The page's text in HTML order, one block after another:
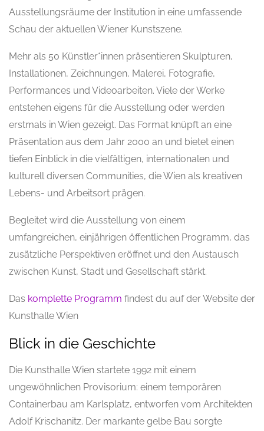
Ausstellungsräume der Institution in eine umfassende
Schau der aktuellen Wiener Kunstszene.
Mehr als 50 Künstler*innen präsentieren Skulpturen,
Installationen, Zeichnungen, Malerei, Fotografie,
Performances und Videoarbeiten. Viele der Werke
entstehen eigens für die Ausstellung oder werden
erstmals in Wien gezeigt. Das Format knüpft an eine
Präsentation aus dem Jahr 2000 an und bietet einen
tiefen Einblick in die vielfältigen, internationalen und
kulturell diversen Communities, die Wien als kreativen
Lebens- und Arbeitsort prägen.
Begleitet wird die Ausstellung von einem
umfangreichen, einjährigen öffentlichen Programm, das
zusätzliche Perspektiven eröffnet und den Austausch
zwischen Kunst, Stadt und Gesellschaft stärkt.
Das komplette Programm findest du auf der Website der
Kunsthalle Wien
Blick in die Geschichte
Die Kunsthalle Wien startete 1992 mit einem
ungewöhnlichen Provisorium: einem temporären
Containerbau am Karlsplatz, entworfen vom Architekten
Adolf Krischanitz. Der markante gelbe Bau sorgte